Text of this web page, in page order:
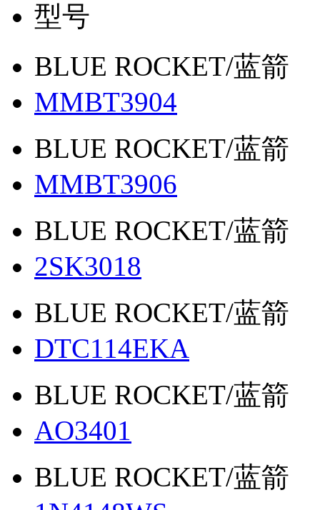
型号
BLUE ROCKET/蓝箭
MMBT3904
BLUE ROCKET/蓝箭
MMBT3906
BLUE ROCKET/蓝箭
2SK3018
BLUE ROCKET/蓝箭
DTC114EKA
BLUE ROCKET/蓝箭
AO3401
BLUE ROCKET/蓝箭